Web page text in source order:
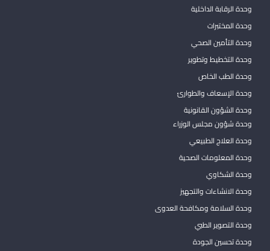
وحدة الرقابة الداخلية
وحدة المختبرات
وحدة التأمين الصحي
وحدة التخطيط وتطوير
وحدة الطب الخاص
وحدة الإسعاف والطوارئ
وحدة الشؤون القانونية
وحدة شؤون مجلس الوزراء
وحدة العلاج الطبيعي
وحدة المعلومات الصحية
وحدة الشكاوي
وحدة الانشاءات والتجهيز
وحدة السلامة ومكافحة العدوى
وحدة التصوير الطبي
وحدة تحسين الجودة